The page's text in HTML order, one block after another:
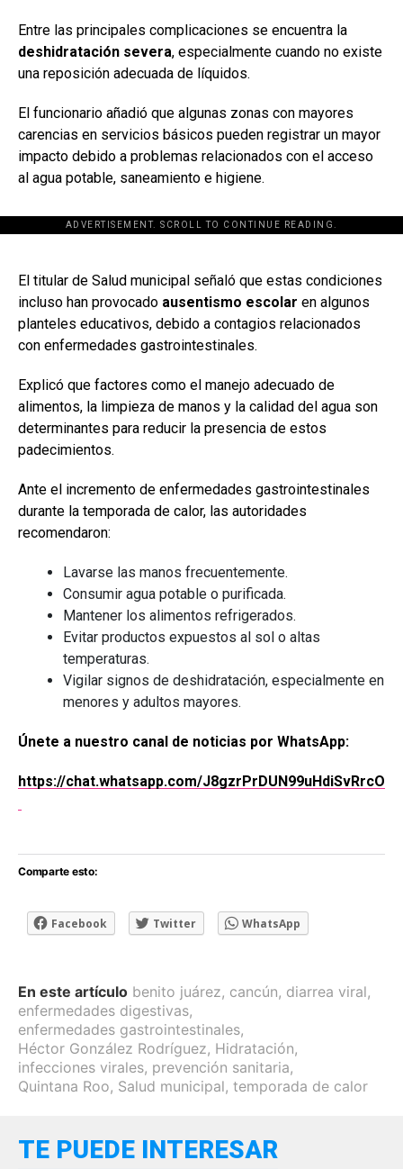
Entre las principales complicaciones se encuentra la
deshidratación severa, especialmente cuando no existe
una reposición adecuada de líquidos.
El funcionario añadió que algunas zonas con mayores
carencias en servicios básicos pueden registrar un mayor
impacto debido a problemas relacionados con el acceso
al agua potable, saneamiento e higiene.
ADVERTISEMENT. SCROLL TO CONTINUE READING.
[adsforwp id="243463"]
El titular de Salud municipal señaló que estas condiciones
incluso han provocado ausentismo escolar en algunos
planteles educativos, debido a contagios relacionados
con enfermedades gastrointestinales.
Explicó que factores como el manejo adecuado de
alimentos, la limpieza de manos y la calidad del agua son
determinantes para reducir la presencia de estos
padecimientos.
Ante el incremento de enfermedades gastrointestinales
durante la temporada de calor, las autoridades
recomendaron:
Lavarse las manos frecuentemente.
Consumir agua potable o purificada.
Mantener los alimentos refrigerados.
Evitar productos expuestos al sol o altas
temperaturas.
Vigilar signos de deshidratación, especialmente en
menores y adultos mayores.
Únete a nuestro canal de noticias por WhatsApp:
https://chat.whatsapp.com/J8gzrPrDUN99uHdiSvRrcO
Comparte esto:
Facebook Twitter WhatsApp
En este artículo benito juárez, cancún, diarrea viral,
enfermedades digestivas,
enfermedades gastrointestinales,
Héctor González Rodríguez, Hidratación,
infecciones virales, prevención sanitaria,
Quintana Roo, Salud municipal, temporada de calor
TE PUEDE INTERESAR